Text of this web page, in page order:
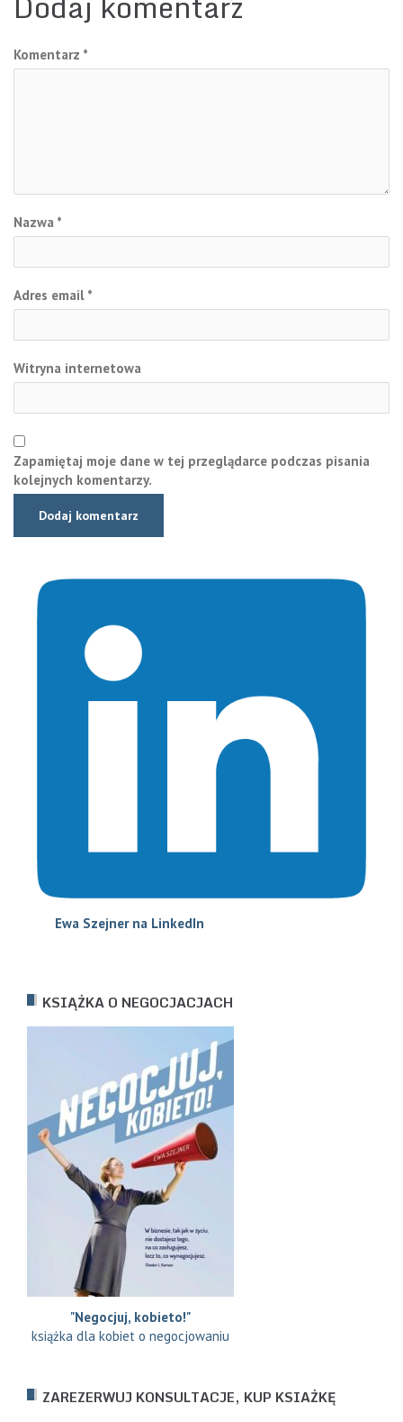
Komentarz *
Nazwa *
Adres email *
Witryna internetowa
Zapamiętaj moje dane w tej przeglądarce podczas pisania
kolejnych komentarzy.
Ewa Szejner na LinkedIn
KSIĄŻKA O NEGOCJACJACH
"Negocjuj, kobieto!"
książka dla kobiet o negocjowaniu
ZAREZERWUJ KONSULTACJE, KUP KSIAŻKĘ